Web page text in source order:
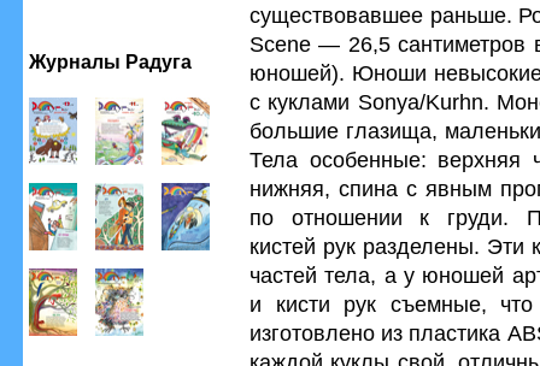
Журналы Радуга
существовавшее раньше.
Scene — 26,5 сантиметров
юношей). Юноши
с куклами Sonya/Kurhn.
большие глазища,
Тела особенные: верхняя
нижняя, спина с явным
по отношении к груди.
кистей рук разделены. Эти
частей тела, а у юношей
и кисти рук съемные,
изготовлено из пластика